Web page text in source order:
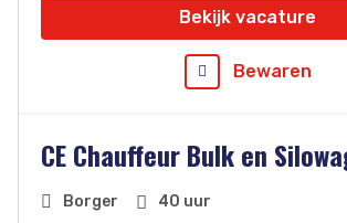
Bekijk vacature
Bewaren
CE Chauffeur Bulk en
Borger
40 uur